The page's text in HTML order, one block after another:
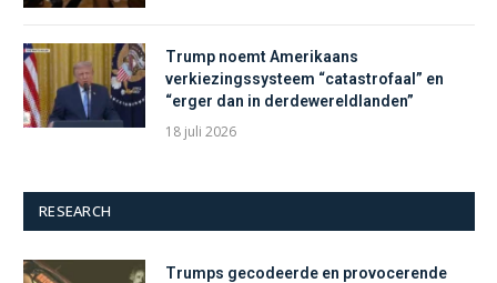
Trump noemt Amerikaans
verkiezingssysteem “catastrofaal” en
“erger dan in derdewereldlanden”
18 juli 2026
RESEARCH
Trumps gecodeerde en provocerende